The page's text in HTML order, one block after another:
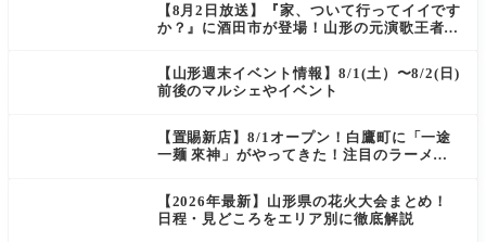
【8月2日放送】『家、ついて行ってイイです
か？』に酒田市が登場！山形の元演歌王者
【山形週末イベント情報】8/1(土）〜8/2(日)
前後のマルシェやイベント
【置賜新店】8/1オープン！白鷹町に「一途
一麺 來神」がやってきた！注目のラーメン
【2026年最新】山形県の花火大会まとめ！
日程・見どころをエリア別に徹底解説